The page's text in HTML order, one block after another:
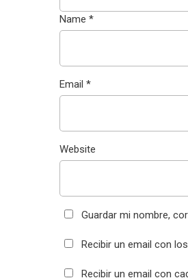
Name *
Email *
Website
Guardar mi nombre,
Recibir un email con
Recibir un email con